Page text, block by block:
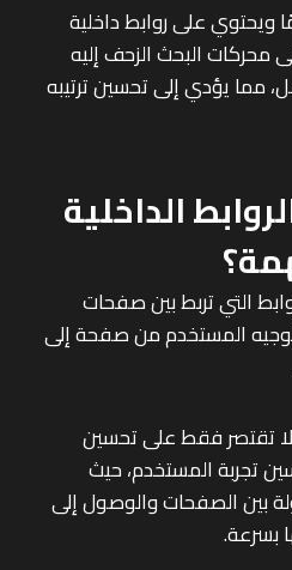
على روابط داخلية
البحث الزحف إليه
يؤدي إلى تحسين ترتيبه
الداخلية
التي تربط بين صفحات
توجيه المستخدم من صفحة إلى
لا تقتصر فقط على تحسين
تجربة المستخدم، حيث
بين الصفحات والوصول إلى
بسرعة.